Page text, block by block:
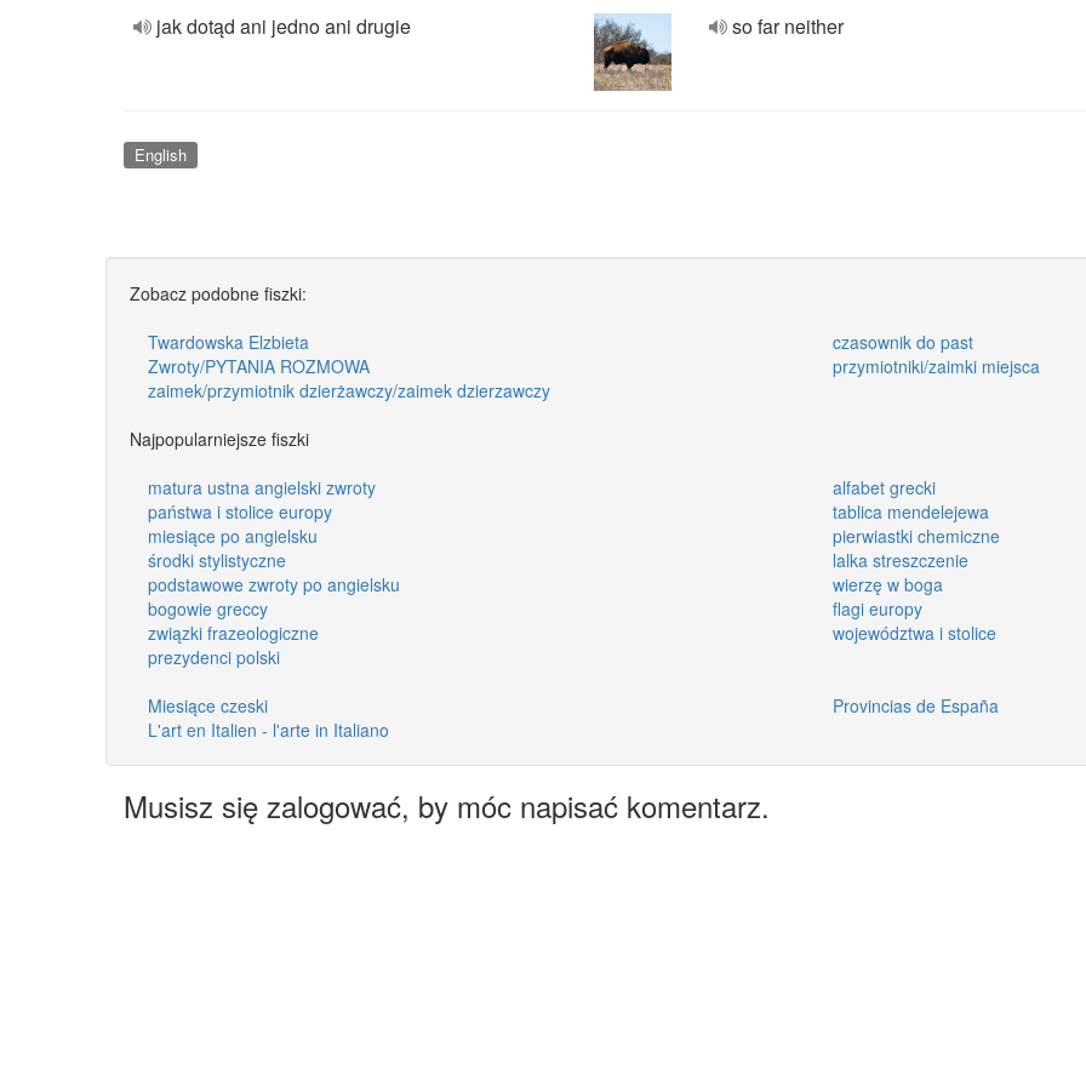
jak dotąd ani jedno ani drugie so far neither
English
Zobacz podobne fiszki:
Twardowska Elzbieta
czasownik do past
Zwroty/PYTANIA ROZMOWA
przymiotniki/zaimki miejsca
zaimek/przymiotnik dzierżawczy/zaimek dzierzawczy
Najpopularniejsze fiszki
matura ustna angielski zwroty
alfabet grecki
państwa i stolice europy
tablica mendelejewa
miesiące po angielsku
pierwiastki chemiczne
środki stylistyczne
lalka streszczenie
podstawowe zwroty po angielsku
wierzę w boga
bogowie greccy
flagi europy
związki frazeologiczne
województwa i stolice
prezydenci polski
Miesiące czeski
Provincias de España
L'art en Italien - l'arte in Italiano
Musisz się zalogować, by móc napisać komentarz.